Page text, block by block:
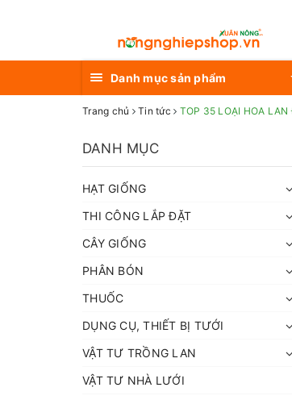
Danh mục sản phẩm
Trang chủ Tin tức TOP 35 LOẠI HOA LAN
DANH MỤC
HẠT GIỐNG
THI CÔNG LẮP ĐẶT
CÂY GIỐNG
PHÂN BÓN
THUỐC
DỤNG CỤ, THIẾT BỊ TƯỚI
VẬT TƯ TRỒNG LAN
VẬT TƯ NHÀ LƯỚI